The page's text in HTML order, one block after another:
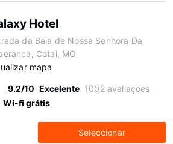
Hotel
da Baia de Nossa Senhora Da
Cotai, MO
mapa
9.2/10 Excelente 1002 avaliações
Wi-fi grátis
Seleccionar